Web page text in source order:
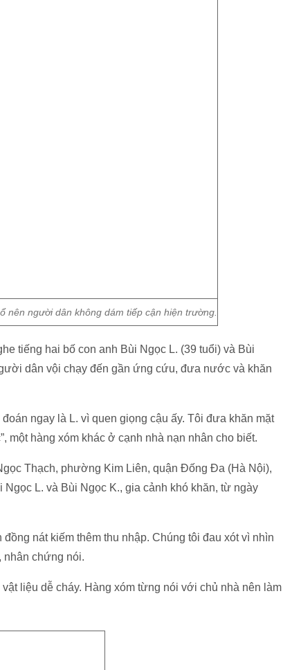
nên người dân không dám tiếp cận hiện trường.
tiếng hai bố con anh Bùi Ngọc L. (39 tuổi) và Bùi
dân vội chạy đến gần ứng cứu, đưa nước và khăn
ngay là L. vì quen giọng cậu ấy. Tôi đưa khăn mặt
một hàng xóm khác ở cạnh nhà nạn nhân cho biết.
Thạch, phường Kim Liên, quận Đống Đa (Hà Nội),
L. và Bùi Ngọc K., gia cảnh khó khăn, từ ngày
nát kiếm thêm thu nhập. Chúng tôi đau xót vì nhìn
nhân chứng nói.
liệu dễ cháy. Hàng xóm từng nói với chủ nhà nên làm